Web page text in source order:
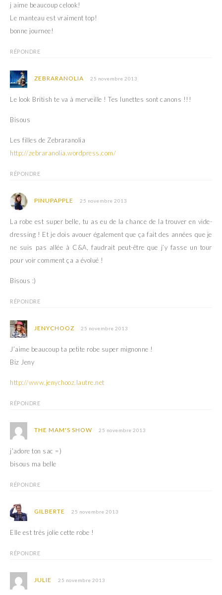
j aime beaucoup celook!
Le manteau est vraiment top!
bonne journee!
RÉPONDRE
ZEBRARANOLIA 25 novembre 2013
Le look British te va à merveille ! Tes lunettes sont canons !!!
Bisous
Les filles de Zebraranolia
http://zebraranolia.wordpress.com/
RÉPONDRE
PINUPAPPLE 25 novembre 2013
La robe est super belle, tu as eu de la chance de la trouver en vide-
dressing ! Et je dois avouer également que ça fait des années que je
ne suis pas allée à C&A, faudrait peut-être que j’y fasse un tour
pour voir comment ça a évolué !
Bisous :)
RÉPONDRE
JENYCHOOZ 25 novembre 2013
J’aime beaucoup ta petite robe super mignonne !
Biz Jeny
http://www.jenychooz.lautre.net
RÉPONDRE
THE MAM'S SHOW 25 novembre 2013
j’adore ton sac =)
bisous ma belle
RÉPONDRE
GILBERTE 25 novembre 2013
Elle est très jolie cette robe !
RÉPONDRE
JULIE 25 novembre 2013